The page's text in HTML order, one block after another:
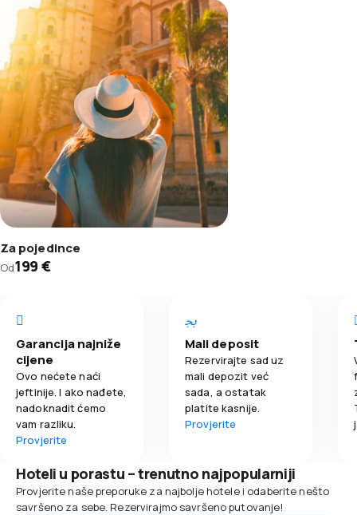
Za pojedince
Od199 €
Garancija najniže
cijene
Ovo nećete naći
jeftinije. I ako nađete,
nadoknadit ćemo
vam razliku.
Provjerite
Mali deposit
Rezervirajte sad uz
mali depozit već
sada, a ostatak
platite kasnije.
Provjerite
Hoteli u porastu – trenutno najpopularniji
Provjerite naše preporuke za najbolje hotele i odaberite nešto
savršeno za sebe. Rezervirajmo savršeno putovanje!